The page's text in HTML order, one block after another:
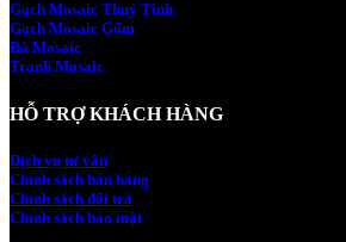
Gạch Mosaic Thuỷ Tinh
Gạch Mosaic Gốm
Đá Mosaic
Tranh Mosaic
HỖ TRỢ KHÁCH HÀNG
Dịch vụ tư vấn
Chính sách bán hàng
Chính sách đổi trả
Chính sách bảo mật